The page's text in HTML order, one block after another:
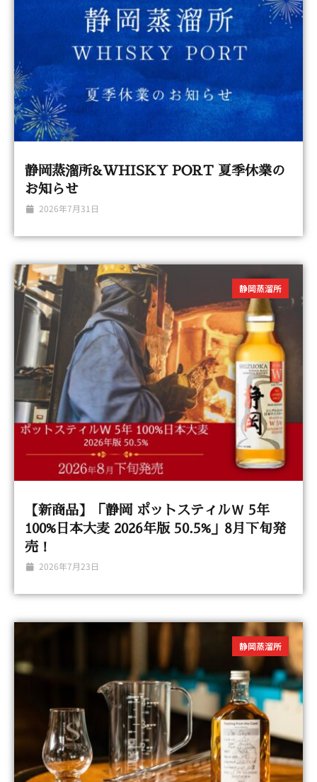
静岡蒸溜所&WHISKY PORT 夏季休業の
お知らせ
2026年7月31日
静岡蒸溜所
【新商品】「静岡 ポットスティルＷ 5年
100%日本大麦 2026年版 50.5%」8月下旬発
売！
2026年7月23日
静岡蒸溜所